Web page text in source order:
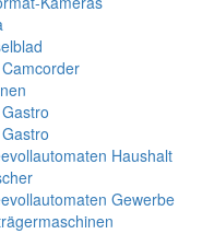
Haushalt
Gewerbe